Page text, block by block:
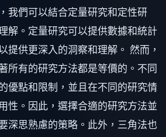
我們可以結合定量研究和定性研
解。定量研究可以提供數據和統計
提供更深入的洞察和理解。 然而，
所有的研究方法都是等價的。不同
優點和限制，並且在不同的研究情
性。因此，選擇合適的研究方法並
深思熟慮的策略。此外，三角法也